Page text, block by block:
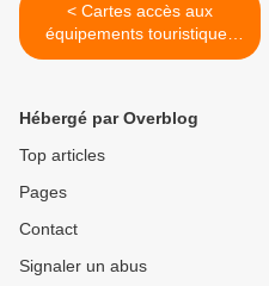
< Cartes accès aux
équipements touristiques
2020
Hébergé par Overblog
Top articles
Pages
Contact
Signaler un abus